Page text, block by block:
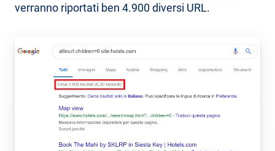
verranno riportati ben 4.900 diversi URL.